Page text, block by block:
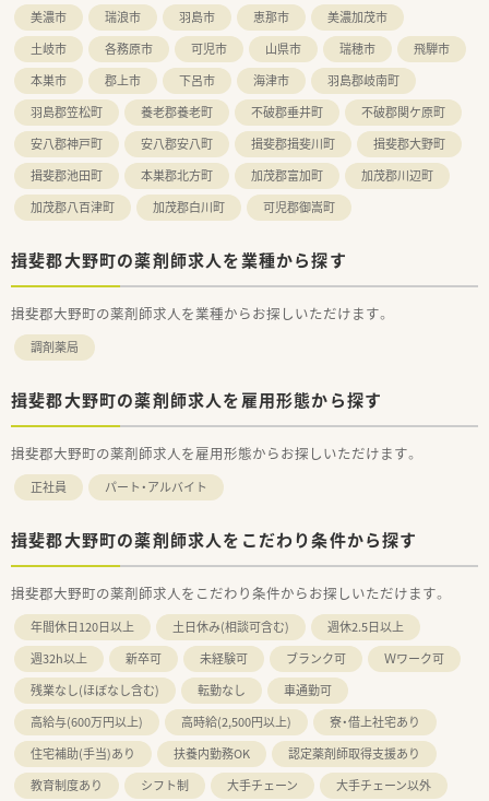
美濃市
瑞浪市 羽島市 恵那市
美濃加茂市
土岐市
各務原市 可児市 山県市 瑞穂市
飛騨市
本巣市
郡上市 下呂市 海津市
羽島郡岐南町
羽島郡笠松町
養老郡養老町 不破郡垂井町
不破郡関ケ原町
安八郡神戸町
安八郡安八町 揖斐郡揖斐川町
揖斐郡大野町
揖斐郡池田町
本巣郡北方町 加茂郡富加町
加茂郡川辺町
加茂郡八百津町
加茂郡白川町 可児郡御嵩町
揖斐郡大野町の薬剤師求人を業種から探す
揖斐郡大野町の薬剤師求人を業種からお探しいただけます。
調剤薬局
揖斐郡大野町の薬剤師求人を雇用形態から探す
揖斐郡大野町の薬剤師求人を雇用形態からお探しいただけます。
正社員 パート・アルバイト
揖斐郡大野町の薬剤師求人をこだわり条件から探す
揖斐郡大野町の薬剤師求人をこだわり条件からお探しいただけます。
年間休日120日以上 土日休み(相談可含む)
週休2.5日以上
週32h以上
新卒可 未経験可 ブランク可
Ｗワーク可
残業なし(ほぼなし含む)
転勤なし
車通勤可
高給与(600万円以上)
高時給(2,500円以上)
寮・借上社宅あり
住宅補助(手当)あり
扶養内勤務OK
認定薬剤師取得支援あり
教育制度あり
シフト制 大手チェーン
大手チェーン以外